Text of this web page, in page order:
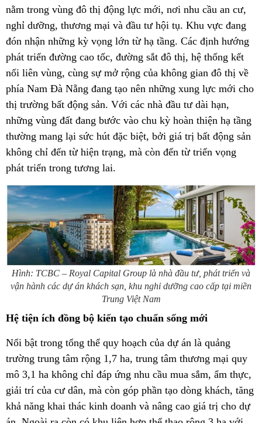
nằm trong vùng đô thị động lực mới, nơi nhu cầu an cư,
nghỉ dưỡng, thương mại và đầu tư hội tụ. Khu vực đang
đón nhận những kỳ vọng lớn từ hạ tầng. Các định hướng
phát triển đường cao tốc, đường sắt đô thị, hệ thống kết
nối liên vùng, cùng sự mở rộng của không gian đô thị về
phía Nam Đà Nẵng đang tạo nên những xung lực mới cho
thị trường bất động sản. Với các nhà đầu tư dài hạn,
những vùng đất đang bước vào chu kỳ hoàn thiện hạ tầng
thường mang lại sức hút đặc biệt, bởi giá trị bất động sản
không chỉ đến từ hiện trạng, mà còn đến từ triển vọng
phát triển trong tương lai.
Hình: TCBC – Royal Capital Group là nhà đầu tư, phát triển và
vận hành các dự án khách sạn, khu nghỉ dưỡng cao cấp tại miền
Trung Việt Nam
Hệ tiện ích đồng bộ kiến tạo chuẩn sống mới
Nổi bật trong tổng thể quy hoạch của dự án là quảng
trường trung tâm rộng 1,7 ha, trung tâm thương mại quy
mô 3,1 ha không chỉ đáp ứng nhu cầu mua sắm, ẩm thực,
giải trí của cư dân, mà còn góp phần tạo dòng khách, tăng
khả năng khai thác kinh doanh và nâng cao giá trị cho dự